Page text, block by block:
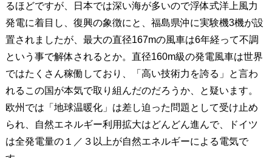
るほどですが、日本では深い海が多いので浮体式洋上風力
発電に着目し、復興の象徴にと、福島県沖に実験機3機が設
置されましたが、最大の直径167mの風車は6年経って不調
という事で解体されるとか。直径160m級の発電風車は世界
ではたくさん稼働しており、「高い技術力を誇る」と言わ
れるこの国が本気で取り組んだのだろうか、と疑います。
欧州では「地球温暖化」は差し迫った問題として受け止め
られ、自然エネルギー利用拡大はどんどん進んで、ドイツ
は全発電量の１／３以上が自然エネルギーによる電気で